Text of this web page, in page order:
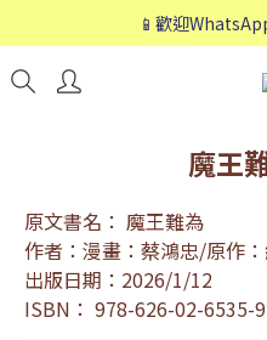
📱歡迎
📱歡迎
❤️會員專享：🛍購物
魔王
原文書名： 魔王難為
作者：漫畫：蔡鴻忠/原作
出版日期：2026/1/12
ISBN： 978-626-02-6535-9